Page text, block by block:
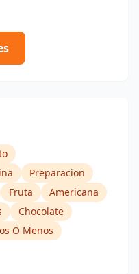
Preparacion
Fruta
Americana
Chocolate
O Menos